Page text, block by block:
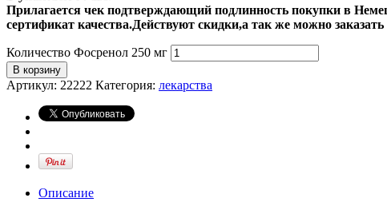
Прилагается чек подтверждающий подлинность покупки в
сертификат качества.Действуют скидки,а так же можно
Количество Фосренол 250 мг
В корзину
Артикул: 22222 Категория: лекарства
Описание